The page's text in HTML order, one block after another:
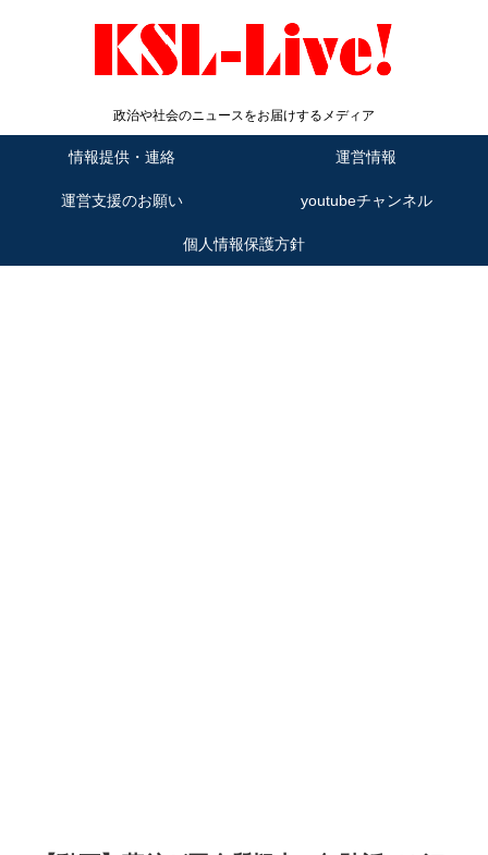
政治や社会のニュースをお届けするメディア
情報提供・連絡 運営情報
運営支援のお願い youtubeチャンネル
個人情報保護方針